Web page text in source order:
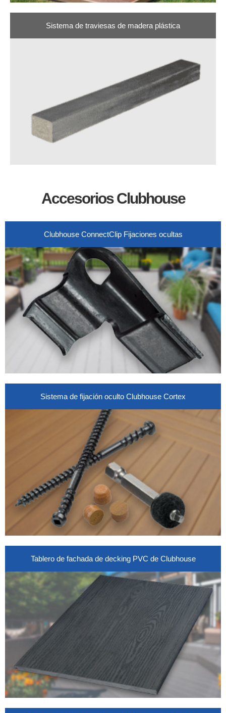
Sistema de traviesas de madera plástica
Accesorios Clubhouse
Clubhouse ConnectClip Fijaciones ocultas
Sistema de fijación oculto Clubhouse Cortex
Tablero de fachada de decking PVC de Clubhouse